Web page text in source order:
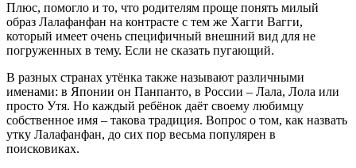
Плюс, помогло и то, что родителям проще понять милый
образ Лалафанфан на контрасте с тем же Хагги Вагги,
который имеет очень специфичный внешний вид для не
погруженных в тему. Если не сказать пугающий.
В разных странах утёнка также называют различными
именами: в Японии он Панпанто, в России – Лала, Лола или
просто Утя. Но каждый ребёнок даёт своему любимцу
собственное имя – такова традиция. Вопрос о том, как назвать
утку Лалафанфан, до сих пор весьма популярен в
поисковиках.